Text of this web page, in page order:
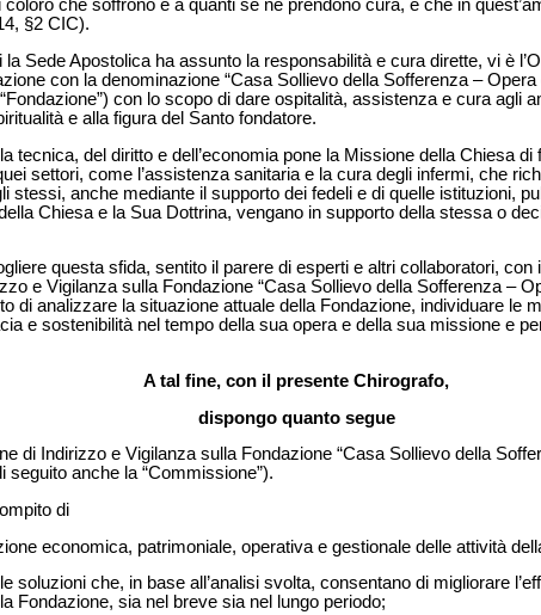
che soffrono e a quanti se ne prendono cura, e che in
§2 CIC).
Sede Apostolica ha assunto la responsabilità e cura dirette, vi è
con la denominazione “Casa Sollievo della Sofferenza –
con lo scopo di dare ospitalità, assistenza e cura agli
e alla figura del Santo fondatore.
tecnica, del diritto e dell’economia pone la Missione della Chiesa
settori, come l’assistenza sanitaria e la cura degli infermi, che
stessi, anche mediante il supporto dei fedeli e di quelle istituzioni,
Chiesa e la Sua Dottrina, vengano in supporto della stessa o
questa sfida, sentito il parere di esperti e altri collaboratori,
e Vigilanza sulla Fondazione “Casa Sollievo della Sofferenza –
di analizzare la situazione attuale della Fondazione, individuare le
e sostenibilità nel tempo della sua opera e della sua missione e
A tal fine, con il presente Chirografo,
dispongo quanto segue
di Indirizzo e Vigilanza sulla Fondazione “Casa Sollievo della
seguito anche la “Commissione”).
di
economica, patrimoniale, operativa e gestionale delle attività
soluzioni che, in base all’analisi svolta, consentano di migliorare
Fondazione, sia nel breve sia nel lungo periodo;